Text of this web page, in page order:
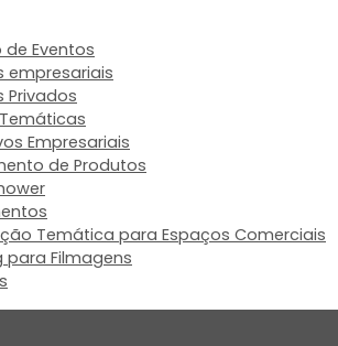
Eventos
empresariais
Privados
Empresariais
de Produtos
Temática para Espaços Comerciais
para Filmagens